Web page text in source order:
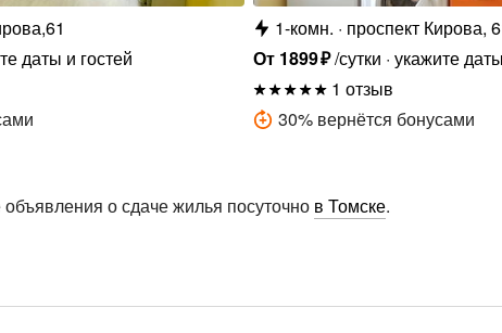
даты и гостей
1-комн.
проспект Кирова,
От 1899₽/сутки укажите
1 отзыв
30% вернётся бонусами
о сдаче жилья посуточно в Томске.